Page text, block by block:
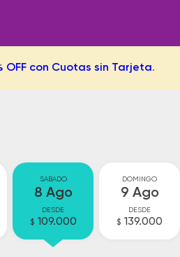
OFF con Cuotas sin Tarjeta.
SABADO
8 Ago
DESDE
$ 109.000
DOMINGO
9 Ago
DESDE
$ 139.000